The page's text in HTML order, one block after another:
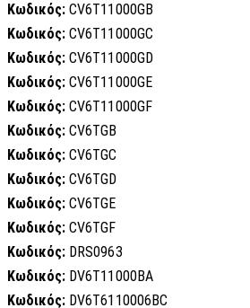
Κωδικός: CV6T11000GB
Κωδικός: CV6T11000GC
Κωδικός: CV6T11000GD
Κωδικός: CV6T11000GE
Κωδικός: CV6T11000GF
Κωδικός: CV6TGB
Κωδικός: CV6TGC
Κωδικός: CV6TGD
Κωδικός: CV6TGE
Κωδικός: CV6TGF
Κωδικός: DRS0963
Κωδικός: DV6T11000BA
Κωδικός: DV6T6110006BC